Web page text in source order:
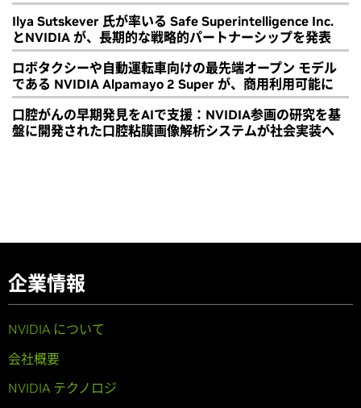
Ilya Sutskever 氏が率いる Safe Superintelligence Inc.
とNVIDIA が、長期的な戦略的パートナーシップを発表
ロボタクシーや自動運転車向けの最先端オープン モデル
である NVIDIA Alpamayo 2 Super が、商用利用可能に
口腔がんの早期発見をAIで支援：NVIDIA参画の研究を基
盤に開発された口腔粘膜画像解析システムが社会実装へ
企業情報
NVIDIA について
会社概要
NVIDIA テクノロジ